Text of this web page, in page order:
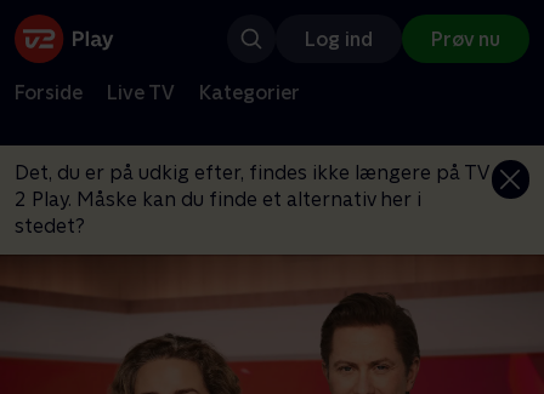
Log ind Prøv nu
Forside Live TV Kategorier
Det, du er på udkig efter, findes ikke længere på TV
2 Play. Måske kan du finde et alternativ her i
stedet?